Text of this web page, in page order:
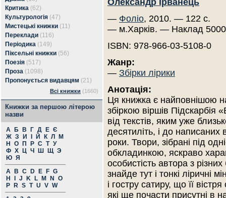
Критика (62)
Культурологія (47)
Мистецькі книжки (11)
Переклади (116)
Періодика (149)
Піксельні книжки (56)
Поезія (517)
Проза (1098)
Пропонується видавцям (21)
Всі книжки (1660)
Книжки за першою літерою
назви
А Б В Г Д Е Є
Ж З И Й К Л
М
Н
О П Р С Т У
Ф Х Ц Ч Ш Щ Э
Ю Я
A
B C D E F G
H
J K L M N
O
P
R S T U V W
Олександр Ірванець
— Фоліо, 2010. — 122 с.
— м.Харків. — Наклад
ISBN: 978-966-03-5108-0
Жанр:
— Збірки лірики
Анотація:
Ця книжка є найповнішою
збіркою віршів Підскарбія
від текстів, яким уже
десятиліть, і до написаних
роки. Твори, зібрані під
обкладинкою, яскраво
особистість автора з
знайде тут і тонкі ліричні
і гостру сатиру, що її
які ще почасти присутні в